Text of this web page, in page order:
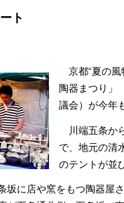
ト
京都“夏の風
陶器まつり」
議会）が今年
川端五条か
で、地元の清
のテントが並
に店や窯をもつ陶器屋